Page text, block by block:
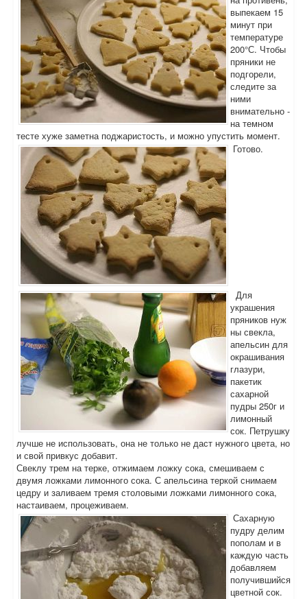
выпекаем 15
минут при
температуре
200°С. Чтобы
пряники не
подгорели,
следите за
ними
внимательно -
на темном
тесте хуже заметна поджаристость, и можно упустить момент.
Готово.
Для
украшения
пряников нуж
ны свекла,
апельсин для
окрашивания
глазури,
пакетик
сахарной
пудры 250г и
лимонный
сок. Петрушку
лучше не использовать, она не только не даст нужного цвета, но
и свой привкус добавит.
Свеклу трем на терке, отжимаем ложку сока, смешиваем с
двумя ложками лимонного сока. С апельсина теркой снимаем
цедру и заливаем тремя столовыми ложками лимонного сока,
настаиваем, процеживаем.
Сахарную
пудру делим
пополам и в
каждую часть
добавляем
получившийся
цветной сок.